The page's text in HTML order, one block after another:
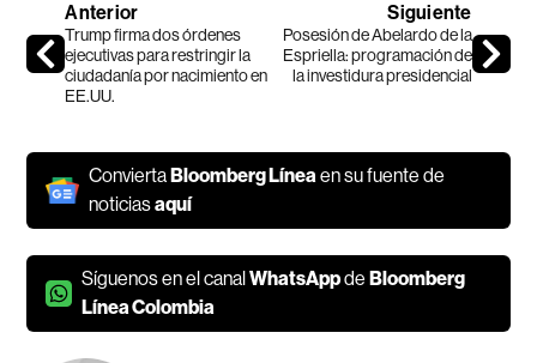
Anterior
Trump firma dos órdenes
ejecutivas para restringir la
ciudadanía por nacimiento en
EE.UU.
Siguiente
Posesión de Abelardo de la
Espriella: programación de
la investidura presidencial
ConviertaBloomberg Líneaen su fuente de
noticiasaquí
Síguenos en el canalWhatsAppdeBloomberg
Línea Colombia